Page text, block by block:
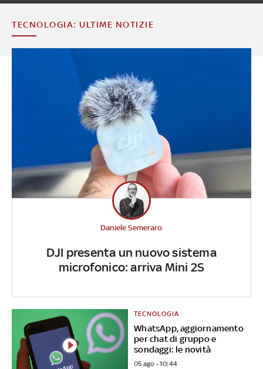
TECNOLOGIA: ULTIME NOTIZIE
DJI presenta un nuovo sistema
microfonico: arriva Mini 2S
Daniele Semeraro
WhatsApp, aggiornamento
per chat di gruppo e
sondaggi: le novità
TECNOLOGIA
05 ago - 10:44